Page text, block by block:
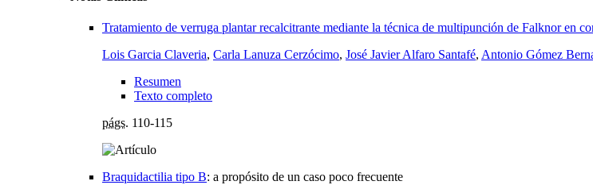
Tratamiento de verruga plantar recalcitrante mediante la técnica de multipunción de Falknor en
Lois Garcia Claveria, Carla Lanuza Cerzócimo, José Javier Alfaro Santafé, Antonio Gómez
Resumen
Texto completo
págs. 110-115
Braquidactilia tipo B: a propósito de un caso poco frecuente